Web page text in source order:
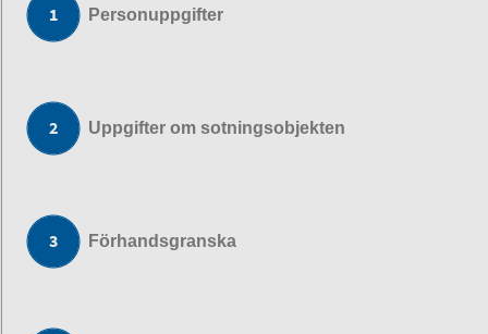
Personuppgifter
Uppgifter om sotningsobjekten
Förhandsgranska